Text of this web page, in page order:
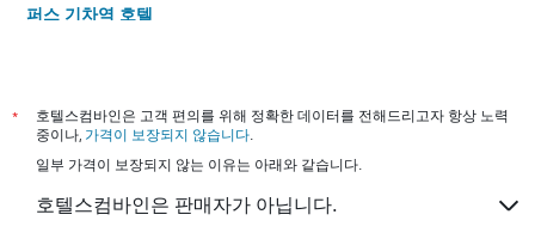
퍼스 기차역 호텔
퀸 빅토리아 마켓 호텔
시드니 센트럴 플라자 호텔
*
호텔스컴바인은 고객 편의를 위해 정확한 데이터를 전해드리고자 항상 노력
중이나, 가격이 보장되지 않습니다.
일부 가격이 보장되지 않는 이유는 아래와 같습니다.
호텔스컴바인은 판매자가 아닙니다.